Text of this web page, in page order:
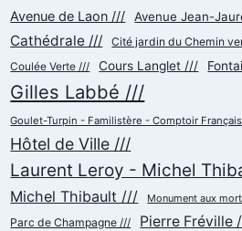
Avenue de Laon /// Avenue Jean-
Cathédrale /// Cité jardin du Chemin
Coulée Verte /// Cours Langlet ///
Gilles Labbé ///
Goulet-Turpin - Familistère - Comptoir
Hôtel de Ville ///
Laurent Leroy - Michel
Michel Thibault /// Monument aux
Parc de Champagne /// Pierre Fréville